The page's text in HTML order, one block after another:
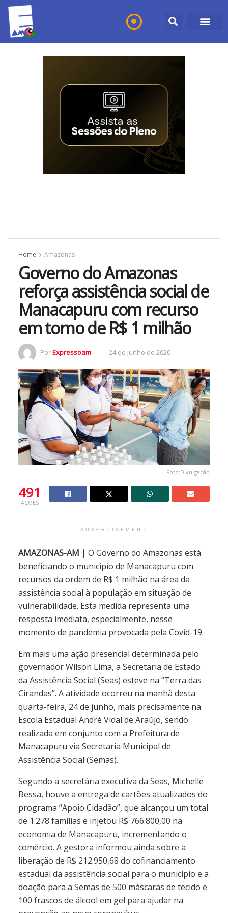
Home Amazonas
Governo do Amazonas
reforça assistência social de
Manacapuru com recurso
em torno de R$ 1 milhão
PorExpressoam 24 de junho de 2020
Foto:Divulgação
491
AÇÕES
ADVERTISEMENT
AMAZONAS-AM | O Governo do Amazonas está
beneficiando o município de Manacapuru com
recursos da ordem de R$ 1 milhão na área da
assistência social à população em situação de
vulnerabilidade. Esta medida representa uma
resposta imediata, especialmente, nesse
momento de pandemia provocada pela Covid-19.
Em mais uma ação presencial determinada pelo
governador Wilson Lima, a Secretaria de Estado
da Assistência Social (Seas) esteve na “Terra das
Cirandas”. A atividade ocorreu na manhã desta
quarta-feira, 24 de junho, mais precisamente na
Escola Estadual André Vidal de Araújo, sendo
realizada em conjunto com a Prefeitura de
Manacapuru via Secretaria Municipal de
Assistência Social (Semas).
Segundo a secretária executiva da Seas, Michelle
Bessa, houve a entrega de cartões atualizados do
programa “Apoio Cidadão”, que alcançou um total
de 1.278 famílias e injetou R$ 766.800,00 na
economia de Manacapuru, incrementando o
comércio. A gestora informou ainda sobre a
liberação de R$ 212.950,68 do cofinanciamento
estadual da assistência social para o município e a
doação para a Semas de 500 máscaras de tecido e
100 frascos de álcool em gel para ajudar na